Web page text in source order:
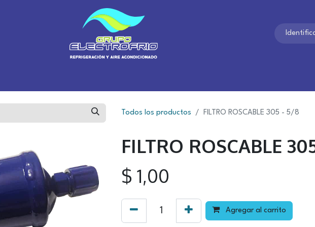
Todos los productos FILTRO ROSCABLE 305 - 5/8
FILTRO ROSCABLE
$ 1,00
Agregar al carrito